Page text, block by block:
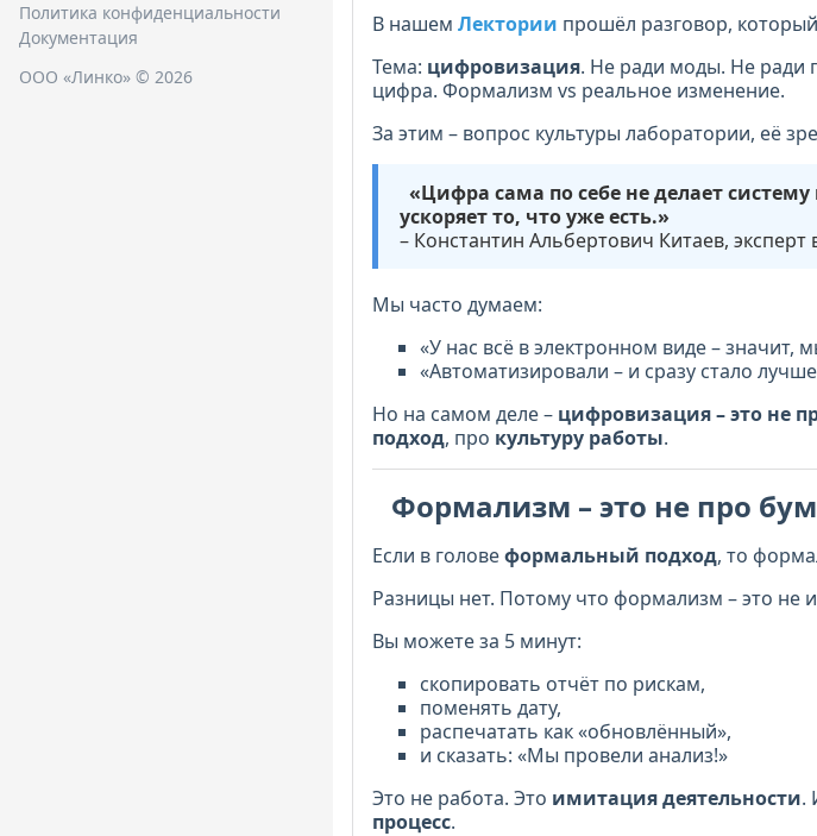
Политика конфиденциальности
Документация
ООО «Линко» © 2026
В нашем Лектории прошёл разговор,
Тема: цифровизация. Не ради моды. Не ради
цифра. Формализм vs реальное изменение.
За этим – вопрос культуры лаборатории, её
«Цифра сама по себе не делает
ускоряет то, что уже есть.»
– Константин Альбертович Китаев,
Мы часто думаем:
«У нас всё в электронном виде – значит,
«Автоматизировали – и сразу стало
Но на самом деле – цифровизация – это не
подход, про культуру работы.
Формализм – это не про
Если в головеформальный подход, то
Разницы нет. Потому что формализм – это не
Вы можете за 5 минут:
скопировать отчёт по рискам,
поменять дату,
распечатать как «обновлённый»,
и сказать: «Мы провели анализ!»
Это не работа. Это имитация деятельности.
процесс.